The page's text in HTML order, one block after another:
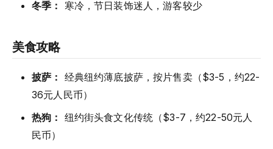
冬季： 寒冷，节日装饰迷人，游客较少
美食攻略
披萨： 经典纽约薄底披萨，按片售卖（$3-5，约22-
36元人民币）
热狗： 纽约街头食文化传统（$3-7，约22-50元人
民币）